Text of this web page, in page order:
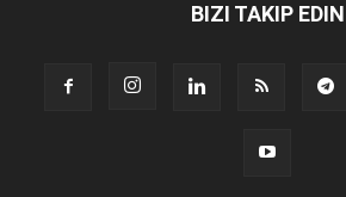
BIZI TAKIP EDIN